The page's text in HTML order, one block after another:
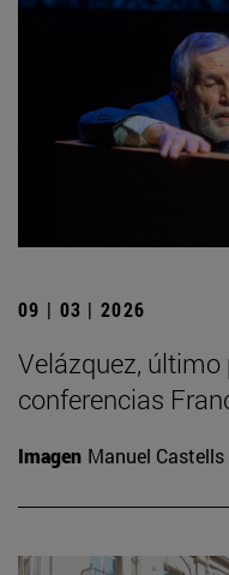
09 | 03 | 2026
Velázquez,
conferencias
Imagen Manuel Castells